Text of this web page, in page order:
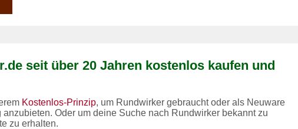
seit über 20 Jahren kostenlos kaufen und
Kostenlos-Prinzip, um Rundwirker gebraucht oder als Neuware
Oder um deine Suche nach Rundwirker bekannt zu
zu erhalten.